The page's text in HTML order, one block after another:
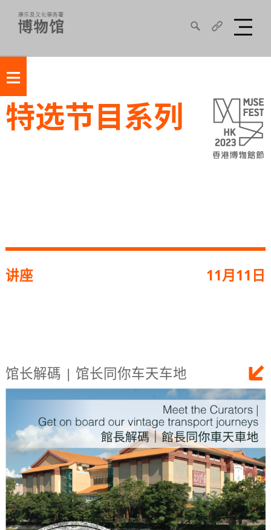
≡
特选节目系列
讲座 11月11日
馆长解碼 | 馆长同你车天车地